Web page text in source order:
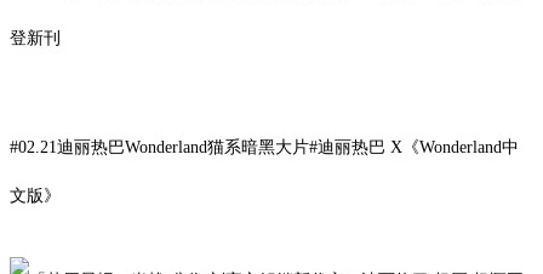
#02.21迪丽热巴Wonderland猫系暗黑大片#迪丽热巴 X 《Wonderland中
文版》